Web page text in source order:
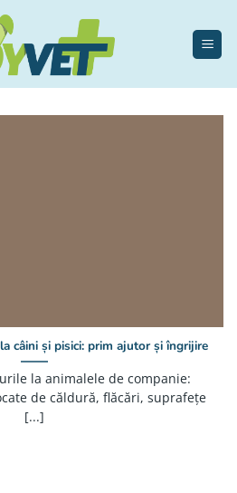
câini și pisici: prim ajutor și îngrijire
la animalele de companie:
de căldură, flăcări, suprafețe
[...]